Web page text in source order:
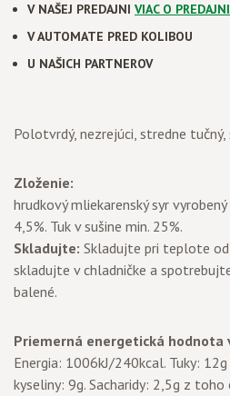
V NAŠEJ PREDAJNI VIAC O PREDAJNI
V AUTOMATE PRED KOLIBOU
U NAŠICH PARTNEROV
Polotvrdý, nezrejúci, stredne tučný,
Zloženie:
hrudkový mliekarenský syr
4,5%. Tuk v sušine min. 25%.
Skladujte: Skladujte pri teplote od
skladujte v chladničke a
balené.
Priemerná energetická hodnota
Energia: 1006kJ/240kcal. Tuky:
kyseliny: 9g. Sacharidy: 2,5g z toho